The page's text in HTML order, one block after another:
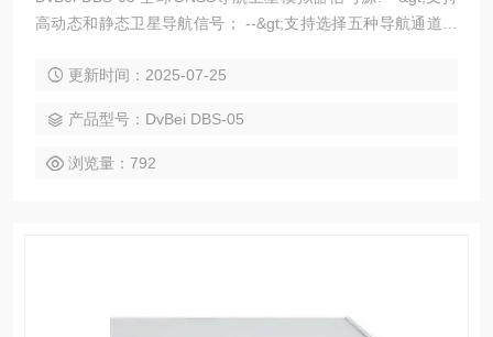
高动态和静态卫星导航信号； --&gt;支持选择五种导航通道任
-&gt;支持衰减控制；支持运动轨迹。
更新时间：2025-07-25
产品型号：DvBei DBS-05
浏览量：792